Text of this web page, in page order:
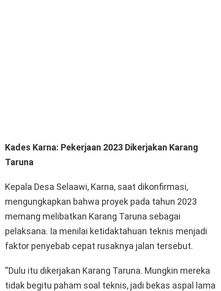
Kades Karna: Pekerjaan 2023 Dikerjakan Karang
Taruna
Kepala Desa Selaawi, Karna, saat dikonfirmasi,
mengungkapkan bahwa proyek pada tahun 2023
memang melibatkan Karang Taruna sebagai
pelaksana. Ia menilai ketidaktahuan teknis menjadi
faktor penyebab cepat rusaknya jalan tersebut.
“Dulu itu dikerjakan Karang Taruna. Mungkin mereka
tidak begitu paham soal teknis, jadi bekas aspal lama